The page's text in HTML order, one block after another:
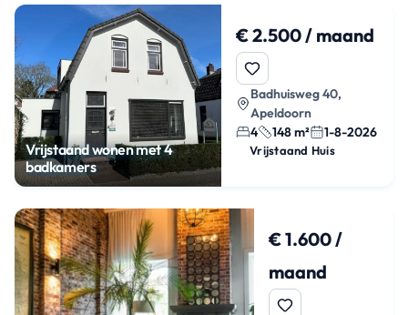
Vrijstaand wonen met 4
badkamers
€ 2.500 / maand
Badhuisweg 40,
Apeldoorn
4
148 m² 1-8-2026
Vrijstaand Huis
€ 1.600 /
maand